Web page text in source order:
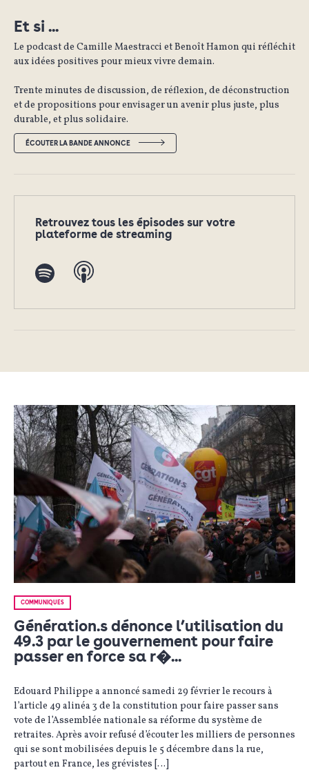
Et si ...
Le podcast de Camille Maestracci et Benoît Hamon qui réfléchit
aux idées positives pour mieux vivre demain.
Trente minutes de discussion, de réflexion, de déconstruction
et de propositions pour envisager un avenir plus juste, plus
durable, et plus solidaire.
ÉCOUTER LA BANDE ANNONCE
Retrouvez tous les épisodes sur votre
plateforme de streaming
COMMUNIQUÉS
Génération.s dénonce l’utilisation du
49.3 par le gouvernement pour faire
passer en force sa r�...
Edouard Philippe a annoncé samedi 29 février le recours à
l’article 49 alinéa 3 de la constitution pour faire passer sans
vote de l’Assemblée nationale sa réforme du système de
retraites. Après avoir refusé d’écouter les milliers de personnes
qui se sont mobilisées depuis le 5 décembre dans la rue,
partout en France, les grévistes […]